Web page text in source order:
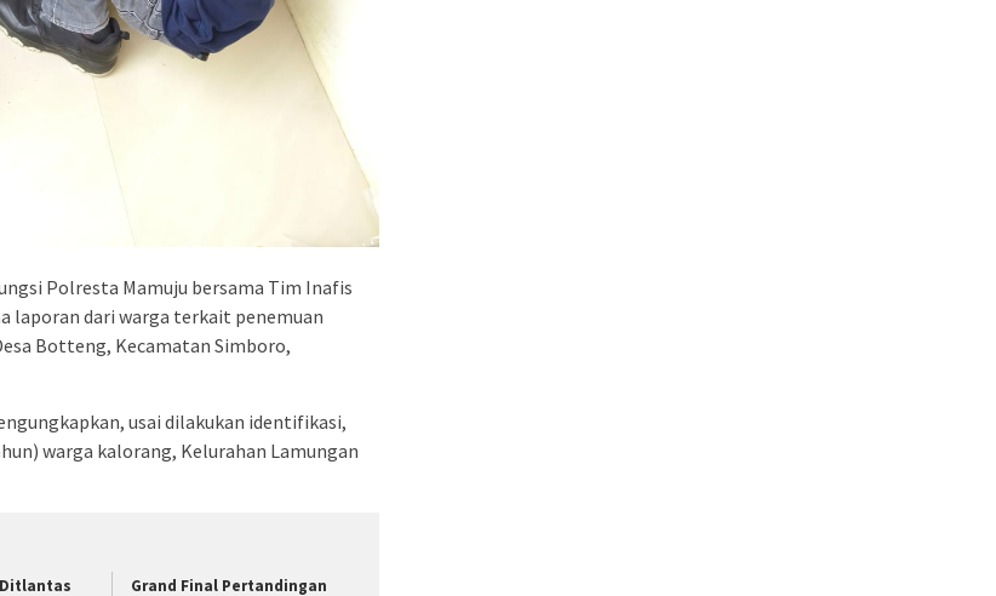
Polresta Mamuju bersama Tim Inafis
laporan dari warga terkait penemuan
Botteng, Kecamatan Simboro,
usai dilakukan identifikasi,
warga kalorang, Kelurahan Lamungan
Grand Final Pertandingan